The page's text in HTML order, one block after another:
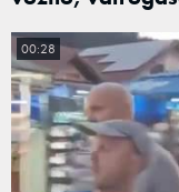
00:28